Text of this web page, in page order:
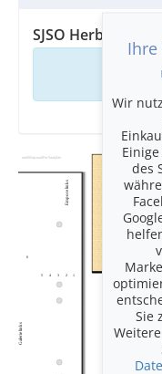
SJSO
Ihr
webShop.waitForSaalplan
Parkett linke
Empore links
Galerie links
1
2
3
4
5
6
Wir
des
Sie